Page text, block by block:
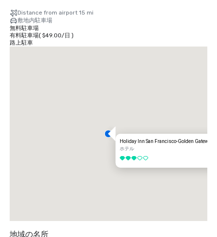
Distance from airport 15 mi
敷地内駐車場
無料駐車場
有料駐車場( $49.00/日 )
路上駐車
Holiday Inn San Francisco-Golden Gateway
ホテル
5 中の 3
地域の名所